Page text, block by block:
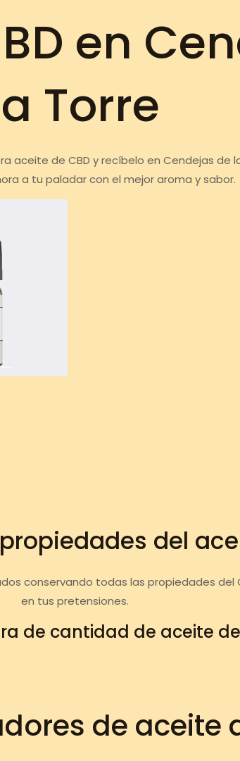
en
Torre
aceite de CBD y recíbelo en Cendejas de
a tu paladar con el mejor aroma y sabor.
del
conservando todas las propiedades del
en tus pretensiones.
de cantidad de aceite de
de aceite